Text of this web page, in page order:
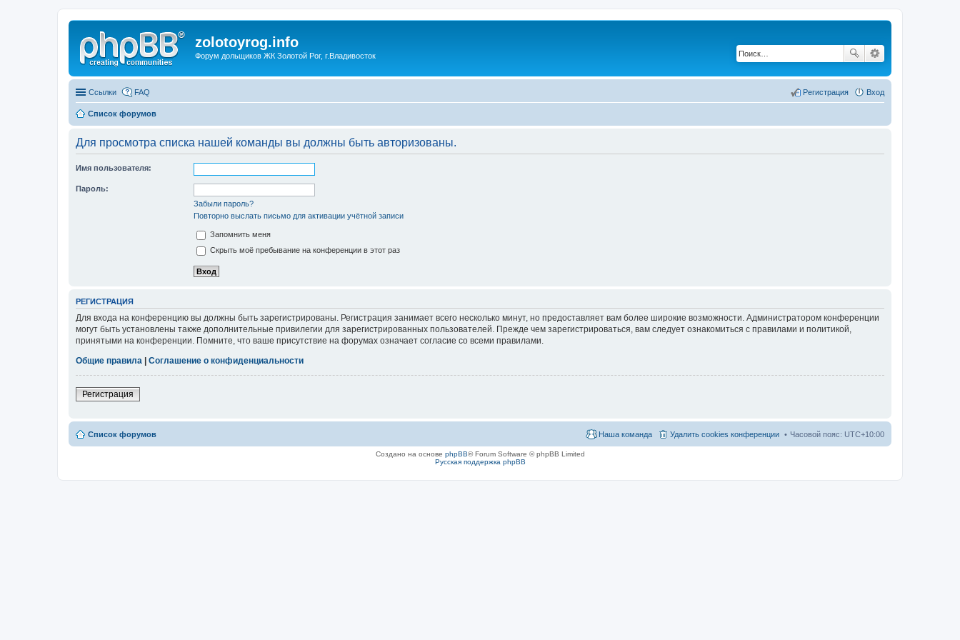
zolotoyrog.info
Форум дольщиков ЖК Золотой Рог, г.Владивосток
Ссылки FAQ Вход
Регистрация
Список форумов
Для просмотра списка нашей команды вы должны быть авторизованы.
Имя пользователя:
Пароль:
Забыли пароль?
Повторно выслать письмо для активации учётной записи
Запомнить меня
Скрыть моё пребывание на конференции в этот раз
РЕГИСТРАЦИЯ
Для входа на конференцию вы должны быть зарегистрированы. Регистрация занимает всего несколько минут, но предоставляет вам более широкие возможности. Администратором конференции
могут быть установлены также дополнительные привилегии для зарегистрированных пользователей. Прежде чем зарегистрироваться, вам следует ознакомиться с правилами и политикой,
принятыми на конференции. Помните, что ваше присутствие на форумах означает согласие со всеми правилами.
Общие правила
Соглашение о конфиденциальности
Регистрация
Список форумов Часовой пояс: UTC+10:00
Удалить cookies конференции
Наша команда
Создано на основе phpBB® Forum Software © phpBB Limited
Русская поддержка phpBB